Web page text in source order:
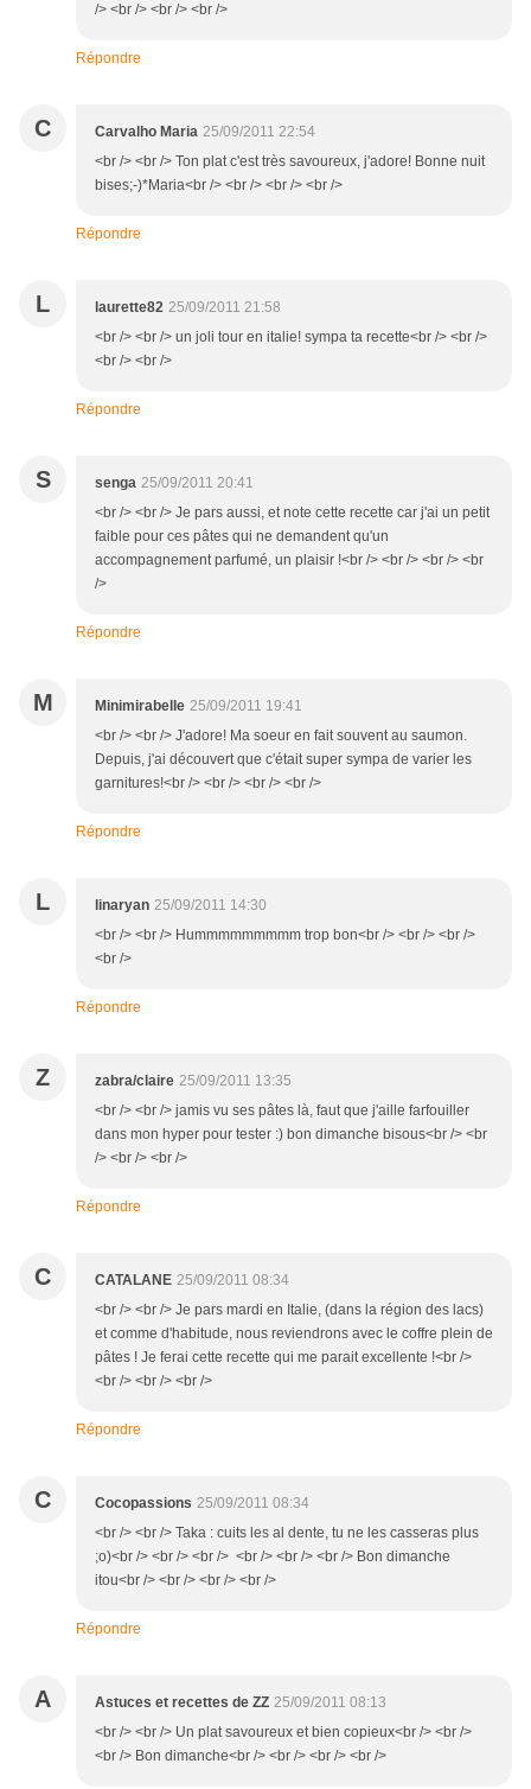
/> <br /> <br /> <br />
Répondre
C Carvalho Maria 25/09/2011 22:54
<br /> <br /> Ton plat c'est très savoureux, j'adore! Bonne nuit
bises;-)*Maria<br /> <br /> <br /> <br />
Répondre
L laurette82 25/09/2011 21:58
<br /> <br /> un joli tour en italie! sympa ta recette<br /> <br />
<br /> <br />
Répondre
S senga 25/09/2011 20:41
<br /> <br /> Je pars aussi, et note cette recette car j'ai un petit
faible pour ces pâtes qui ne demandent qu'un
accompagnement parfumé, un plaisir !<br /> <br /> <br /> <br
/>
Répondre
M Minimirabelle 25/09/2011 19:41
<br /> <br /> J'adore! Ma soeur en fait souvent au saumon.
Depuis, j'ai découvert que c'était super sympa de varier les
garnitures!<br /> <br /> <br /> <br />
Répondre
L linaryan 25/09/2011 14:30
<br /> <br /> Hummmmmmmmm trop bon<br /> <br /> <br />
<br />
Répondre
Z zabra/claire 25/09/2011 13:35
<br /> <br /> jamis vu ses pâtes là, faut que j'aille farfouiller
dans mon hyper pour tester :) bon dimanche bisous<br /> <br
/> <br /> <br />
Répondre
C CATALANE 25/09/2011 08:34
<br /> <br /> Je pars mardi en Italie, (dans la région des lacs)
et comme d'habitude, nous reviendrons avec le coffre plein de
pâtes ! Je ferai cette recette qui me parait excellente !<br />
<br /> <br /> <br />
Répondre
C Cocopassions 25/09/2011 08:34
<br /> <br /> Taka : cuits les al dente, tu ne les casseras plus
;o)<br /> <br /> <br /> <br /> <br /> <br /> Bon dimanche
itou<br /> <br /> <br /> <br />
Répondre
A Astuces et recettes de ZZ 25/09/2011 08:13
<br /> <br /> Un plat savoureux et bien copieux<br /> <br />
<br /> Bon dimanche<br /> <br /> <br /> <br />